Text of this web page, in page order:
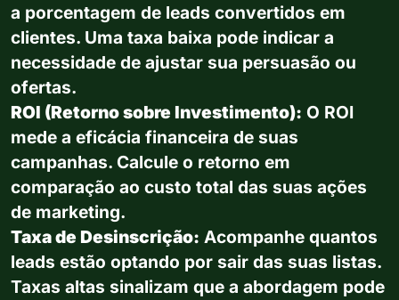
a porcentagem de leads convertidos em
clientes. Uma taxa baixa pode indicar a
necessidade de ajustar sua persuasão ou
ofertas.
ROI (Retorno sobre Investimento): O ROI
mede a eficácia financeira de suas
campanhas. Calcule o retorno em
comparação ao custo total das suas ações
de marketing.
Taxa de Desinscrição: Acompanhe quantos
leads estão optando por sair das suas listas.
Taxas altas sinalizam que a abordagem pode